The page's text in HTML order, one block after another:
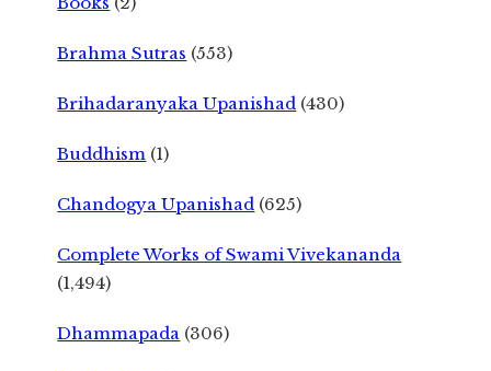
Brahma Sutras (553)
Brihadaranyaka Upanishad (430)
Buddhism (1)
Chandogya Upanishad (625)
Complete Works of Swami Vivekananda
(1,494)
Dhammapada (306)